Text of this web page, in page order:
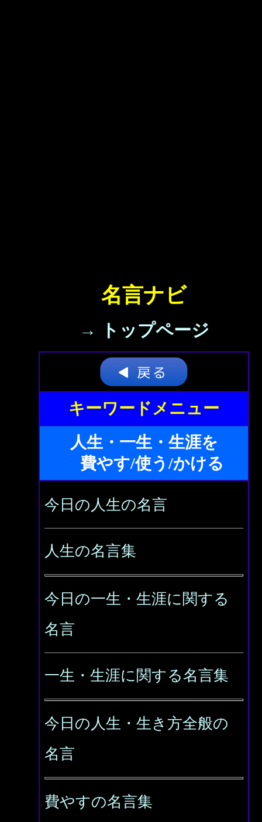
名言ナビ
→ トップページ
キーワードメニュー
人生・一生・生涯を
費やす/使う/かける
今日の人生の名言
人生の名言集
今日の一生・生涯に関する
名言
一生・生涯に関する名言集
今日の人生・生き方全般の
名言
費やすの名言集